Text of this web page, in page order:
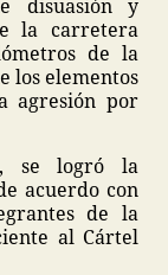
disuasión y
la carretera
de la
los elementos
agresión por
se logró la
acuerdo con
de la
al Cártel